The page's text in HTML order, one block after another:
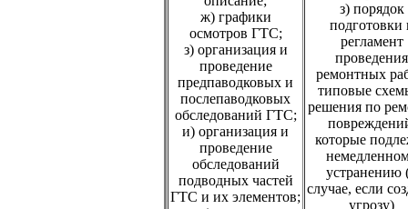
ж) графики
осмотров ГТС;
з) организация и
проведение
предпаводковых и
послепаводковых
обследований ГТС;
и) организация и
проведение
обследований
подводных частей
ГТС и их элементов;
з) порядок
подготовки
регламент
проведения
ремонтных
типовые
решения по
которые
устранению
случае, если
угрозу)